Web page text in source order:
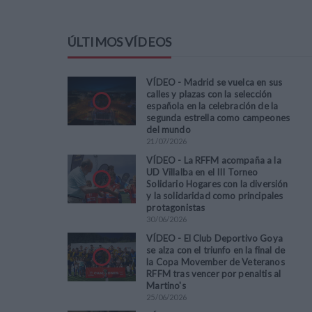
ÚLTIMOS VÍDEOS
VÍDEO - Madrid se vuelca en sus
calles y plazas con la selección
española en la celebración de la
segunda estrella como campeones
del mundo
21 /07/2026
VÍDEO - La RFFM acompaña a la
UD Villalba en el III Torneo
Solidario Hogares con la diversión
y la solidaridad como principales
protagonistas
30/06/2026
VÍDEO - El Club Deportivo Goya
se alza con el triunfo en la final de
la Copa Movember de Veteranos
RFFM tras vencer por penaltis al
Martino's
25/06/2026